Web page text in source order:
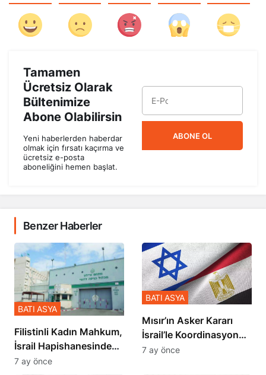
Tamamen
Ücretsiz Olarak
Bültenimize
Abone Olabilirsin
Yeni haberlerden haberdar
olmak için fırsatı kaçırma ve
ücretsiz e-posta
aboneliğini hemen başlat.
ABONE OL
Benzer Haberler
Filistinli Kadın Mahkum,
İsrail Hapishanesindeki
Zulmü Anlattı
BATI ASYA
7 ay önce
Mısır’ın Asker Kararı
İsrail’le Koordinasyon
İçinde Gerçekleşmiş
BATI ASYA
7 ay önce